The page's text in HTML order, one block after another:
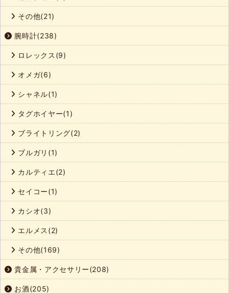
その他(21)
腕時計(238)
ロレックス(9)
オメガ(6)
シャネル(1)
タグホイヤー(1)
ブライトリング(2)
ブルガリ(1)
カルティエ(2)
セイコー(1)
カシオ(3)
エルメス(2)
その他(169)
貴金属・アクセサリー(208)
お酒(205)